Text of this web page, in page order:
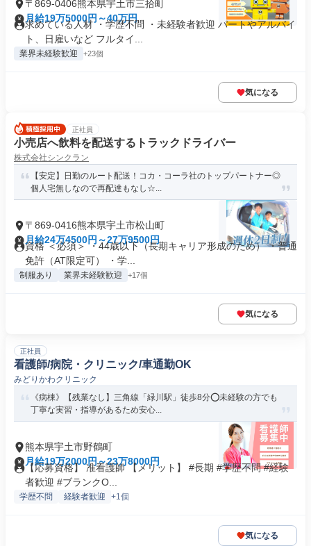
〒869-0406熊本県宇土市三拾町
月給19万5000円～40万円
求めている人材 ・学歴不問 ・未経験者歓迎 パートやアルバイ
ト、日雇いなど フルタイ...
業界未経験歓迎 +23個
気になる
正社員
小売店へ飲料を配送するトラックドライバー
株式会社シンクラン
【安定】日勤のルート配送！コカ・コーラ社のトップパートナー◎
個人宅無しなので再配達もなし☆...
〒869-0416熊本県宇土市松山町
月給24万4500円～27万9500円
資格 ＜必須＞ ・44歳以下（長期キャリア形成のため） ・普通
免許（AT限定可） ・学...
制服あり 業界未経験歓迎 +17個
気になる
正社員
看護師/病院・クリニック/車通勤OK
みどりかわクリニック
《病棟》【残業なし】三角線「緑川駅」徒歩8分⭕未経験の方でも
丁寧な実習・指導があるため安心...
熊本県宇土市野鶴町
月給19万2000円～23万8000円
【応募資格】 准看護師 【メリット】 #長期 #学歴不問 #経験
者歓迎 #ブランクO...
学歴不問 経験者歓迎 +1個
気になる